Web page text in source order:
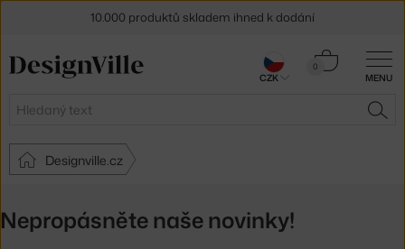
MENU
Hledat
0
Košík
Designville.cz
Nepropásněte naše novinky!
10.000 produktů skladem ihned k dodání
Sleva 5 % pro odběratele
CZK